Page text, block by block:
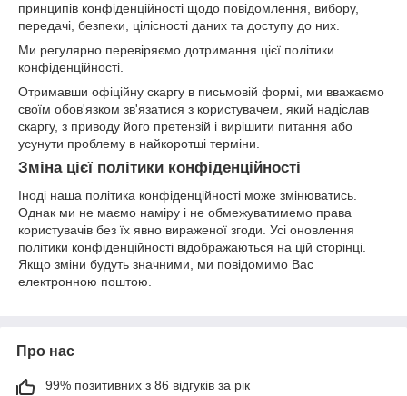
принципів конфіденційності щодо повідомлення, вибору,
передачі, безпеки, цілісності даних та доступу до них.
Ми регулярно перевіряємо дотримання цієї політики
конфіденційності.
Отримавши офіційну скаргу в письмовій формі, ми вважаємо
своїм обов'язком зв'язатися з користувачем, який надіслав
скаргу, з приводу його претензій і вирішити питання або
усунути проблему в найкоротші терміни.
Зміна цієї політики конфіденційності
Іноді наша політика конфіденційності може змінюватись.
Однак ми не маємо наміру і не обмежуватимемо права
користувачів без їх явно вираженої згоди. Усі оновлення
політики конфіденційності відображаються на цій сторінці.
Якщо зміни будуть значними, ми повідомимо Вас
електронною поштою.
Про нас
99% позитивних з 86 відгуків за рік